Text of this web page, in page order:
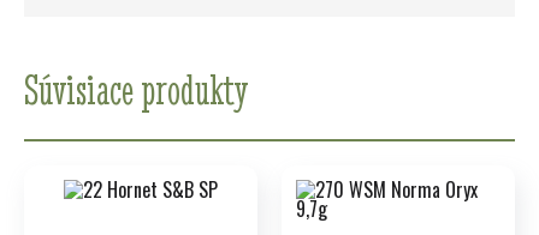
Súvisiace produkty